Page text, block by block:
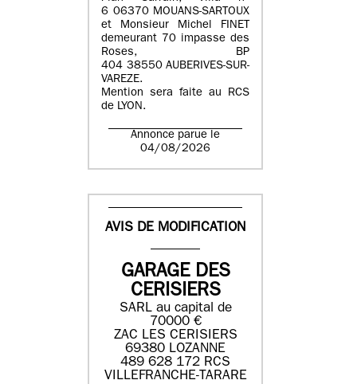
6 06370 MOUANS-SARTOUX
et Monsieur Michel FINET
demeurant 70 impasse des
Roses, BP
404 38550 AUBERIVES-SUR-
VAREZE.
Mention sera faite au RCS
de LYON.
Annonce parue le
04/08/2026
AVIS DE MODIFICATION
GARAGE DES
CERISIERS
SARL au capital de
70000 €
ZAC LES CERISIERS
69380 LOZANNE
489 628 172 RCS
VILLEFRANCHE-TARARE